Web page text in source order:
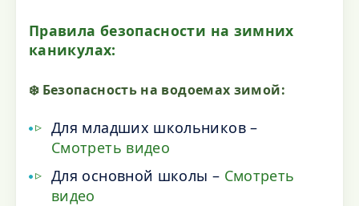
Правила безопасности на зимних
каникулах:
❄️ Безопасность на водоемах зимой:
Для младших школьников –
Смотреть видео
Для основной школы – Смотреть
видео